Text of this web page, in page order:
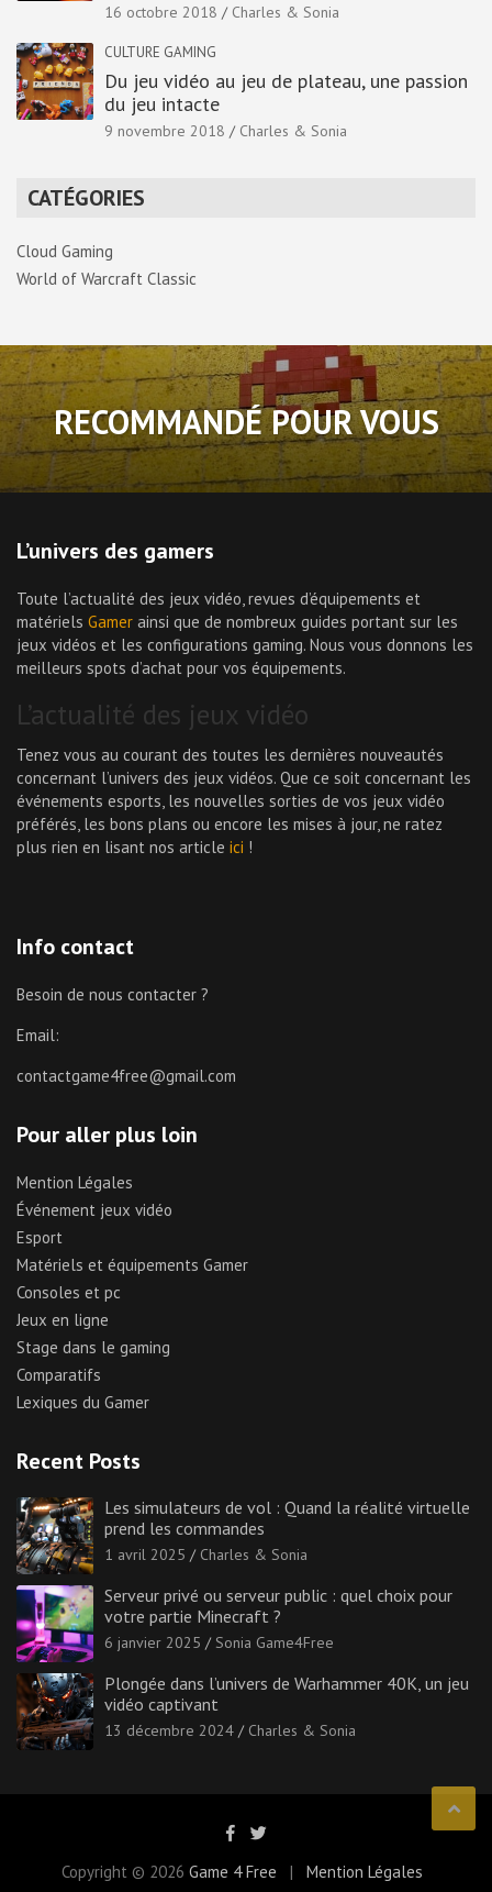
16 octobre 2018 Charles & Sonia
CULTURE GAMING
Du jeu vidéo au jeu de plateau, une passion
du jeu intacte
9 novembre 2018 Charles & Sonia
CATÉGORIES
Cloud Gaming
World of Warcraft Classic
RECOMMANDÉ POUR VOUS
L’univers des gamers
Toute l’actualité des jeux vidéo, revues d’équipements et
matériels Gamer ainsi que de nombreux guides portant sur les
jeux vidéos et les configurations gaming. Nous vous donnons les
meilleurs spots d’achat pour vos équipements.
L’actualité des jeux vidéo
Tenez vous au courant des toutes les dernières nouveautés
concernant l’univers des jeux vidéos. Que ce soit concernant les
événements esports, les nouvelles sorties de vos jeux vidéo
préférés, les bons plans ou encore les mises à jour, ne ratez
plus rien en lisant nos article ici !
Info contact
Besoin de nous contacter ?
Email:
contactgame4free@gmail.com
Pour aller plus loin
Mention Légales
Événement jeux vidéo
Esport
Matériels et équipements Gamer
Consoles et pc
Jeux en ligne
Stage dans le gaming
Comparatifs
Lexiques du Gamer
Recent Posts
Les simulateurs de vol : Quand la réalité virtuelle
prend les commandes
1 avril 2025 Charles & Sonia
Serveur privé ou serveur public : quel choix pour
votre partie Minecraft ?
6 janvier 2025 Sonia Game4Free
Plongée dans l’univers de Warhammer 40K, un jeu
vidéo captivant
13 décembre 2024 Charles & Sonia
Copyright © 2026 Game 4 Free Mention Légales